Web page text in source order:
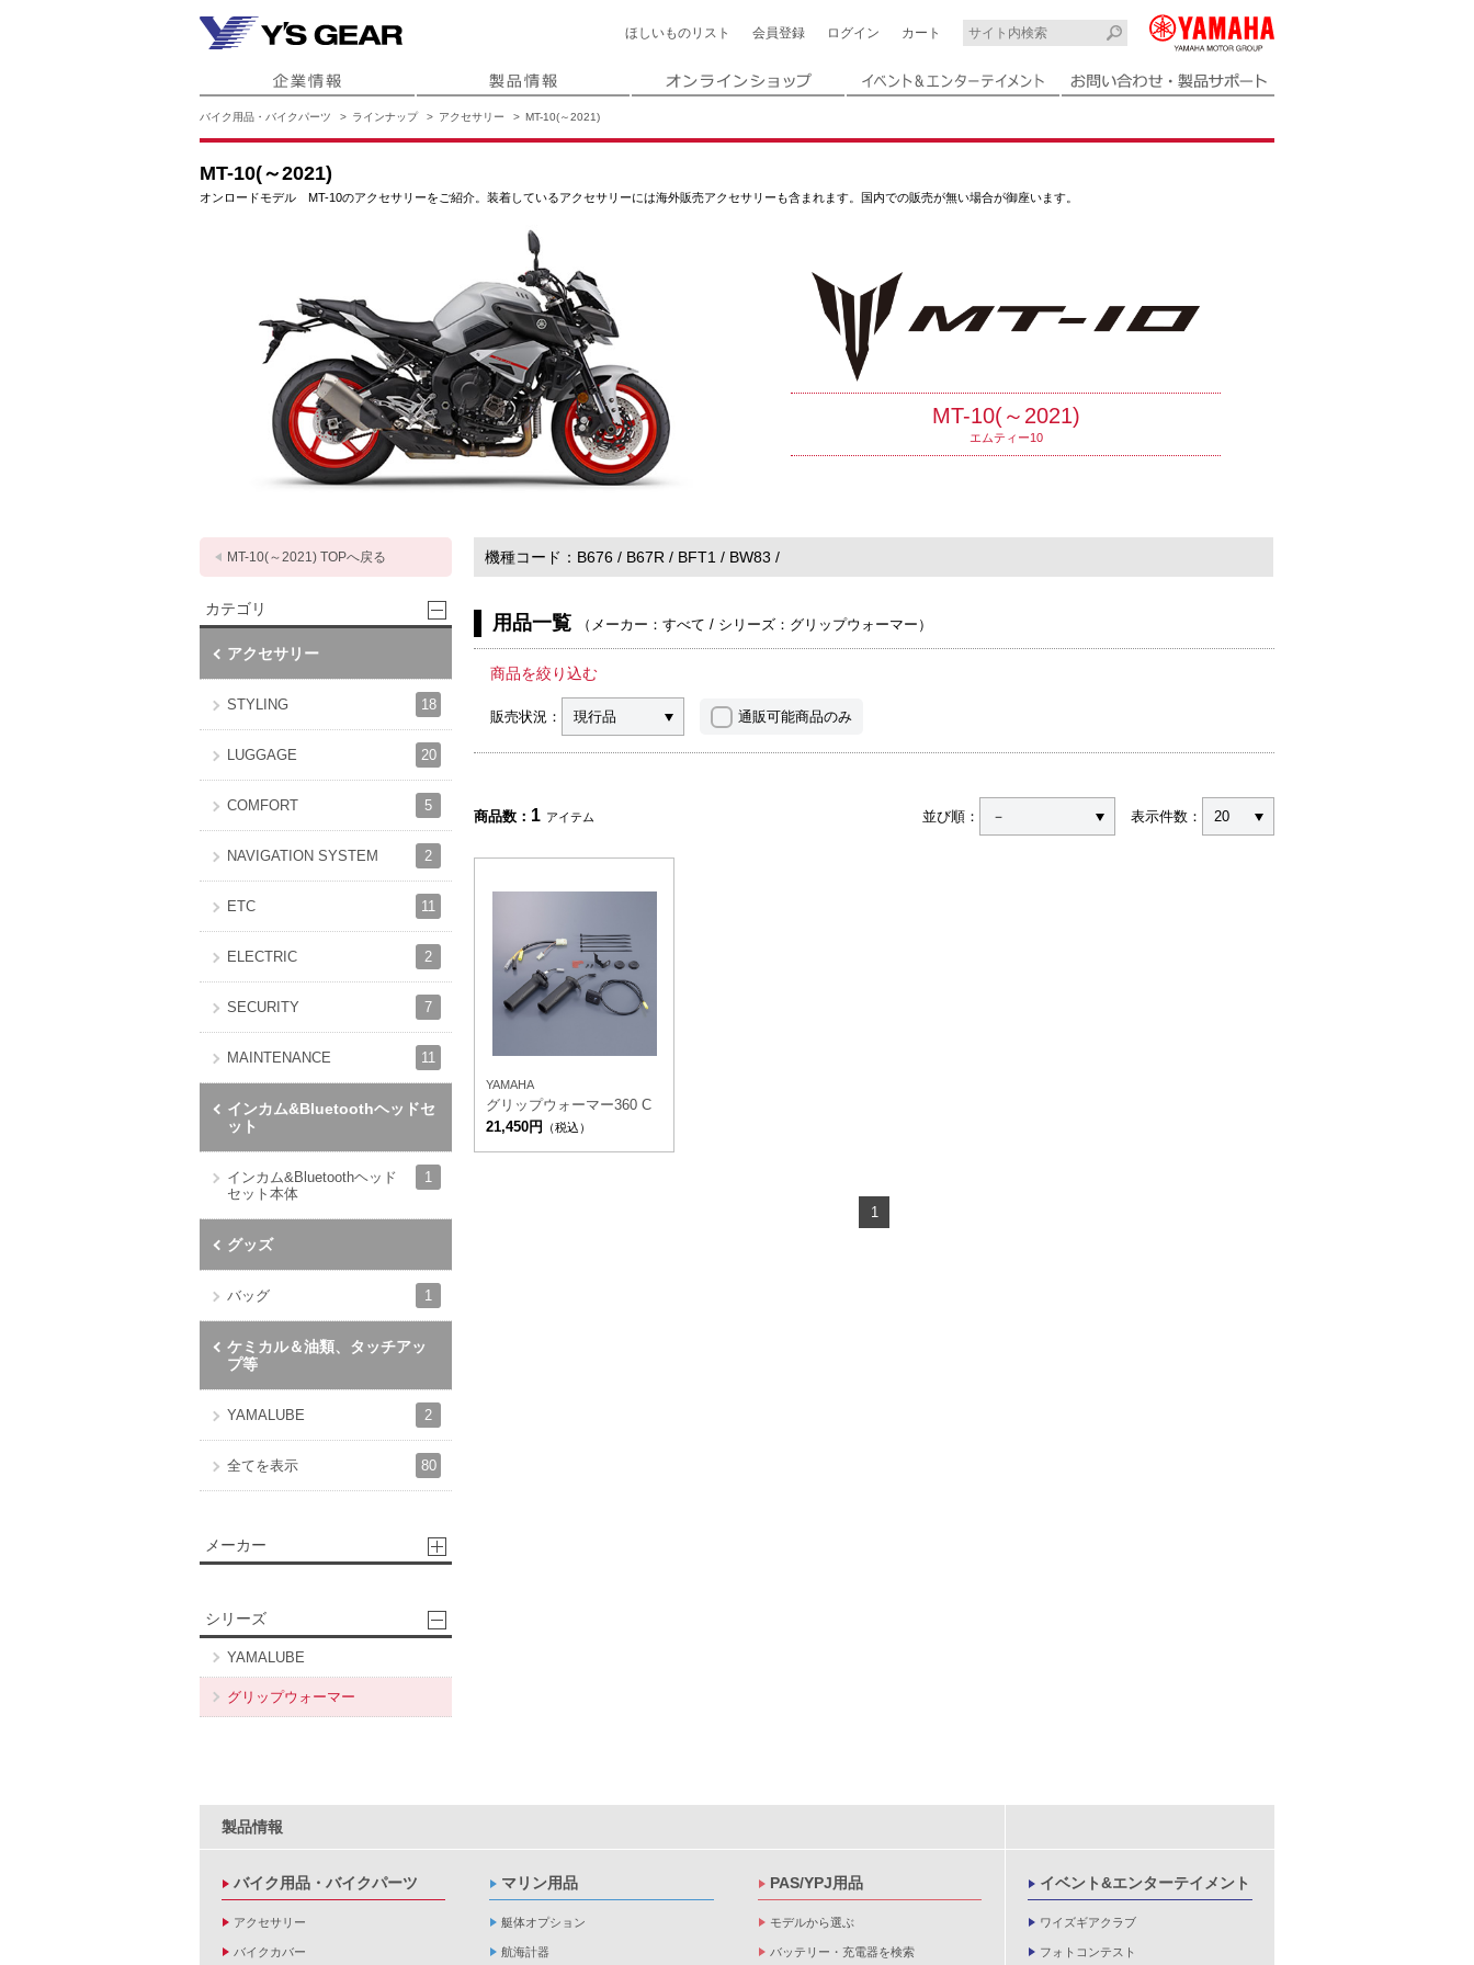
ほしいもの リスト 会員登録 ログイン カート
バイク用品・バイクパーツ ラインナップ アクセサリー MT-10(～2021)
MT-10(～2021)
オンロードモデル MT-10のアクセサリーをご紹介。装着しているアクセサリーには海外販売アクセサリーも含まれます。国内での販売が無い場合が御座います。
MT-10(～2021)
エムティー10
機種コード B676 B67R BFT1 BW83
用品一覧 （ メーカー：すべて / シリーズ：グリップウォーマー ）
商品を絞り込む
販売状況： 現行品 通販可能商品のみ
商品数： 1 アイテム 並び順： － 表示件数： 20
YAMAHA
グリップウォーマー360 C
21,450円
（税込）
1
MT-10(～2021) TOPへ戻る
カテゴリ
アクセサリー
STYLING 18
LUGGAGE 20
COMFORT 5
NAVIGATION SYSTEM 2
ETC 11
ELECTRIC 2
SECURITY 7
MAINTENANCE 11
インカム&Bluetoothヘッドセ
ット
インカム&Bluetoothヘッド
セット本体
1
グッズ
バッグ 1
ケミカル＆油類、タッチアッ
プ等
YAMALUBE 2
全てを表示 80
メーカー
シリーズ
YAMALUBE
グリップウォーマー
製品情報
バイク用品・バイクパーツ
アクセサリー
バイクカバー
マリン用品
艇体オプション
航海計器
PAS/YPJ用品
モデルから選ぶ
バッテリー・充電器を検索
イベント&エンターテイメント
ワイズギアクラブ
フォトコンテスト